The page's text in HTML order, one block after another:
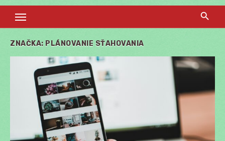
ZNAČKA: PLÁNOVANIE SŤAHOVANIA